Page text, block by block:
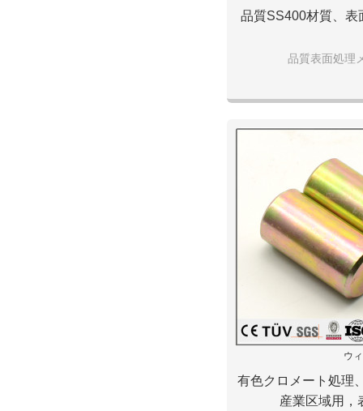
品質SS400材質、表
品質表面処理
ウ
有色クロメート処理
産業区域用，